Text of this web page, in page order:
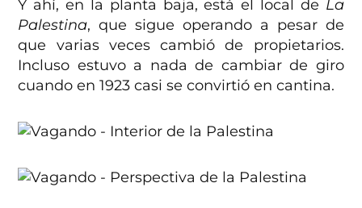
Y ahí, en la planta baja, está el local de La
Palestina, que sigue operando a pesar de
que varias veces cambió de propietarios.
Incluso estuvo a nada de cambiar de giro
cuando en 1923 casi se convirtió en cantina.